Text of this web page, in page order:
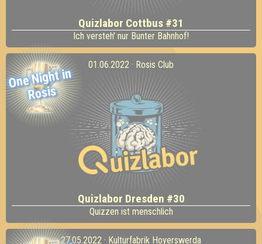
Quizlabor Cottbus #31
Ich versteh' nur Bunter Bahnhof!
One
Night in
Rosis
01.06.2022 · Rosis Club
Quizlabor Dresden #30
Quizzen ist menschlich
27.05.2022 · Kulturfabrik Hoyerswerda